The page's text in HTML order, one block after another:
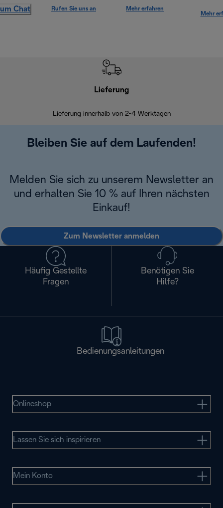
Chat Rufen Sie uns an Mehr erfahren
Mehr
Lieferung
Lieferung innerhalb von 2-4 Werktagen
Bleiben Sie auf dem Laufenden!
Melden Sie sich zu unserem Newsletter an
und erhalten Sie 10 % auf Ihren nächsten
Einkauf!
Zum Newsletter anmelden
Häufig Gestellte
Fragen
Benötigen Sie
Hilfe?
Bedienungsanleitungen
Onlineshop
Lassen Sie sich inspirieren
Mein Konto